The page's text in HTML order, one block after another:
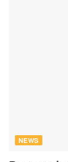
NEWS